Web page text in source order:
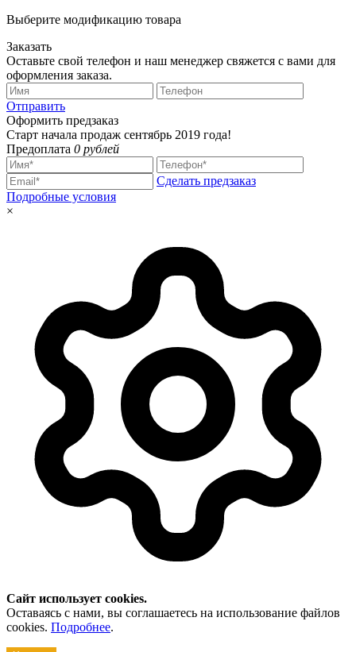
Выберите модификацию товара
Заказать
Оставьте свой телефон и наш менеджер свяжется с вами для
оформления заказа.
Отправить
Оформить предзаказ
Старт начала продаж сентябрь 2019 года!
Предоплата 0 рублей
Сделать предзаказ
Подробные условия
×
Сайт использует cookies.
Оставаясь с нами, вы соглашаетесь на использование файлов
cookies. Подробнее.